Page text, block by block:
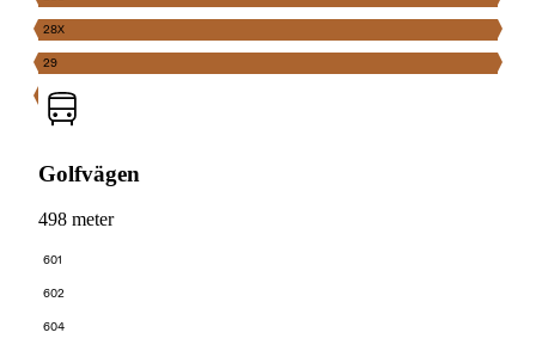
28X
29
Golfvägen
498 meter
601
602
604